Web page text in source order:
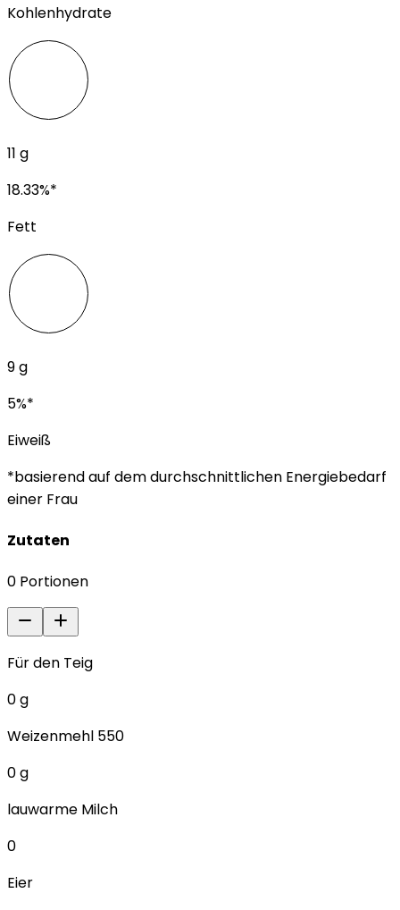
Kohlenhydrate
11 g
18.33%*
Fett
9g
5%*
Eiweiß
*basierend auf dem durchschnittlichen Energiebedarf
einer Frau
Zutaten
0 Portionen
Für den Teig
0g
Weizenmehl 550
0g
lauwarme Milch
0
Eier